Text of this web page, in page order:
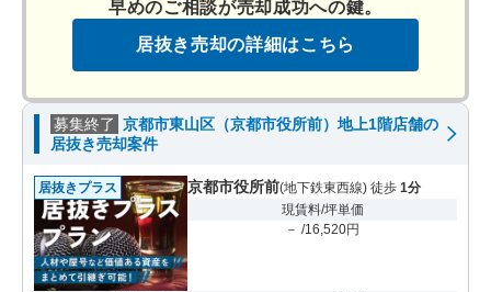
早めのご相談が売却成功への鍵。
居抜き売却の詳細はこちら
募集終了 京都市東山区（京都市役所前）地上1階店舗の
居抜き売却案件
居抜きプラス 京都市役所前(地下鉄東西線) 徒歩 1分
現賃料/坪単価
－ /16,520円